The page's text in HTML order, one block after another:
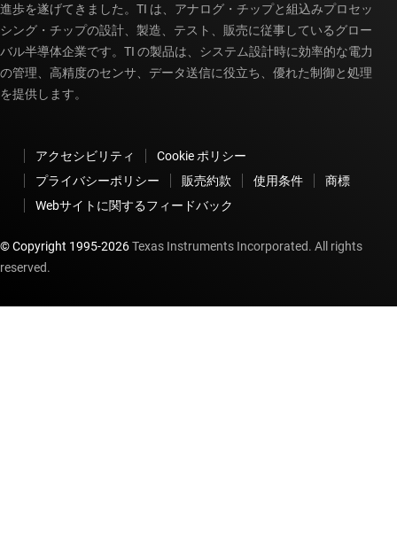
進歩を遂げてきました。TI は、アナログ・チップと組込みプロセッ
シング・チップの設計、製造、テスト、販売に従事しているグロー
バル半導体企業です。TI の製品は、システム設計時に効率的な電力
の管理、高精度のセンサ、データ送信に役立ち、優れた制御と処理
を提供します。
アクセシビリティ
Cookie ポリシー
プライバシーポリシー
販売約款 使用条件
商標
Webサイトに関するフィードバック
© Copyright 1995-2026Texas Instruments Incorporated. All rights
reserved.